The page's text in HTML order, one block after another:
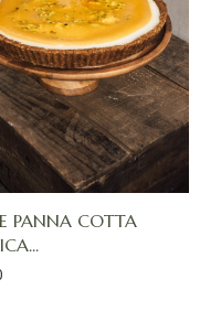
PANNA COTTA